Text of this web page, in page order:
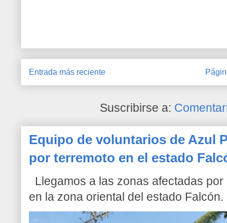
Entrada más reciente
Suscribirse a:
Equipo de voluntarios de Azul
por terremoto en el estado
Llegamos a las zonas afectadas
en la zona oriental del estado